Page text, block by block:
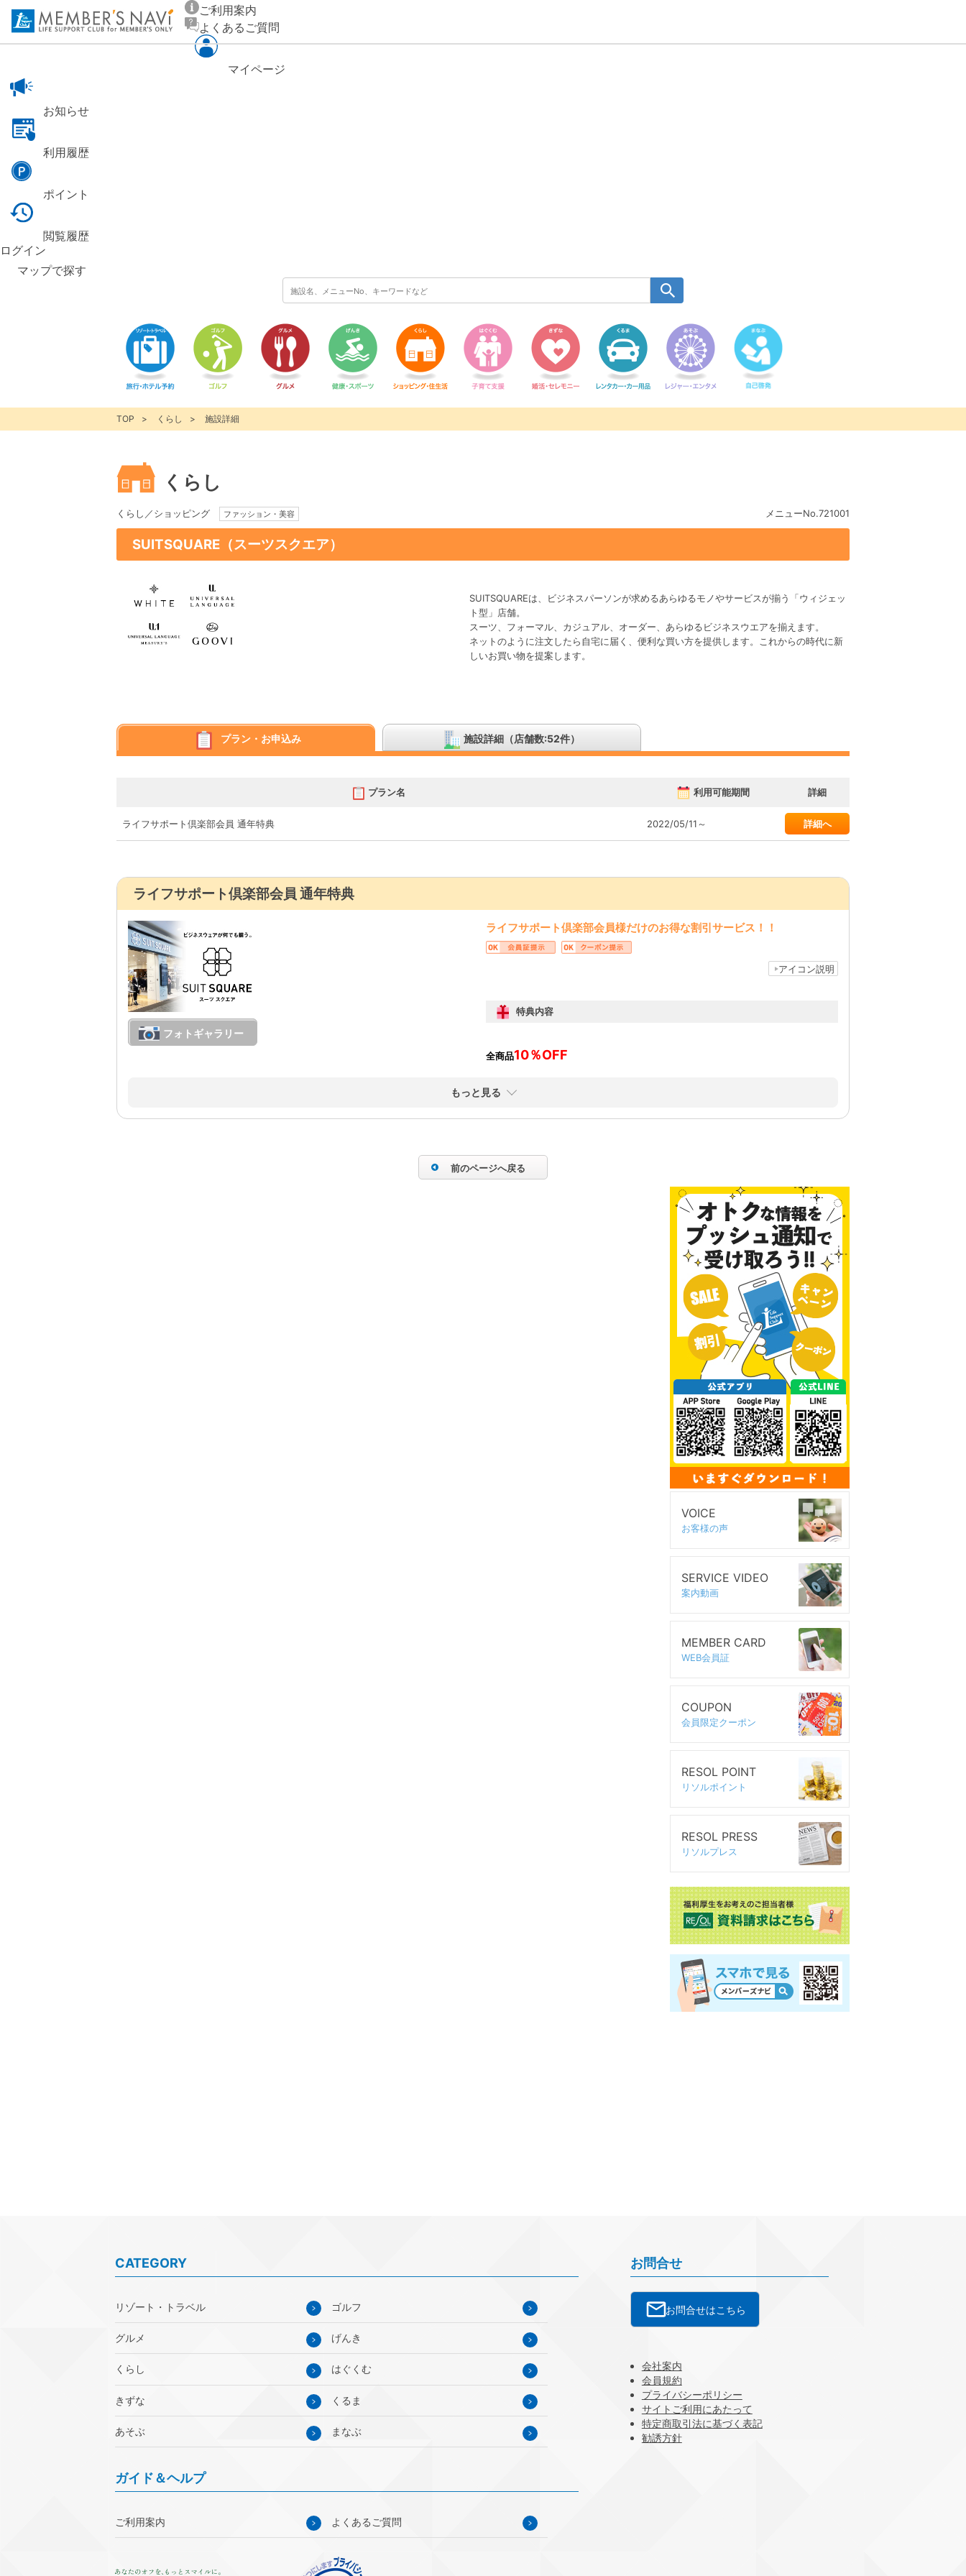
ご利用案内
よくあるご質問
マイページ
お知らせ
利用履歴
ポイント
閲覧履歴
ログイン
マップで探す
TOP くらし 施設詳細
くらし
くらし／ショッピング ファッション・美容 メニューNo.721001
SUITSQUARE（スーツスクエア）
SUITSQUAREは、ビジネスパーソンが求めるあらゆるモノやサービスが揃う「ウィジェッ
ト型」店舗。
スーツ、フォーマル、カジュアル、オーダー、あらゆるビジネスウエアを揃えます。
ネットのように注文したら自宅に届く、便利な買い方を提供します。これからの時代に新
しいお買い物を提案します。
プラン・お申込み 施設詳細（店舗数:52件）
プラン名 利用可能期間 詳細
ライフサポート倶楽部会員 通年特典 2022/05/11～ 詳細へ
ライフサポート倶楽部会員 通年特典
フォトギャラリー
ライフサポート倶楽部会員様だけのお得な割引サービス！！
アイコン説明
特典内容
全商品10％OFF
もっと見る
前のページへ戻る
VOICE
お客様の声
SERVICE VIDEO
案内動画
MEMBER CARD
WEB会員証
COUPON
会員限定クーポン
RESOL POINT
リソルポイント
RESOL PRESS
リソルプレス
CATEGORY
リゾート・トラベル ゴルフ
グルメ げんき
くらし はぐくむ
きずな くるま
あそぶ まなぶ
ガイド＆ヘルプ
ご利用案内 よくあるご質問
お問合せ
お問合せはこちら
会社案内
会員規約
プライバシーポリシー
サイトご利用にあたって
特定商取引法に基づく表記
勧誘方針